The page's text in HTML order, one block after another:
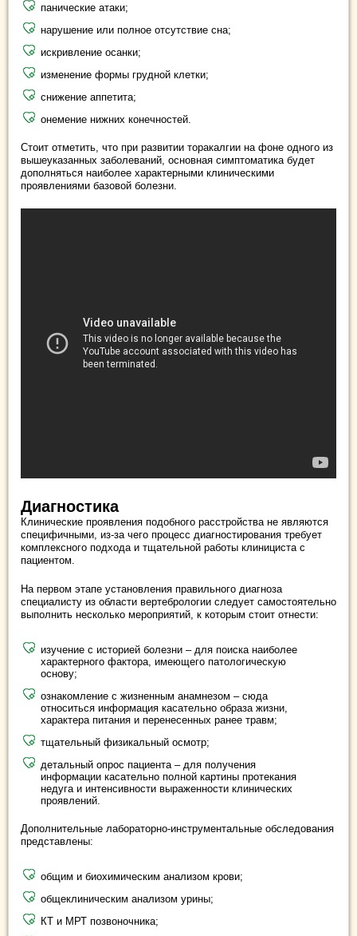
панические атаки;
нарушение или полное отсутствие сна;
искривление осанки;
изменение формы грудной клетки;
снижение аппетита;
онемение нижних конечностей.
Стоит отметить, что при развитии торакалгии на фоне одного из
вышеуказанных заболеваний, основная симптоматика будет
дополняться наиболее характерными клиническими
проявлениями базовой болезни.
Диагностика
Клинические проявления подобного расстройства не являются
специфичными, из-за чего процесс диагностирования требует
комплексного подхода и тщательной работы клинициста с
пациентом.
На первом этапе установления правильного диагноза
специалисту из области вертебрологии следует самостоятельно
выполнить несколько мероприятий, к которым стоит отнести:
изучение с историей болезни – для поиска наиболее
характерного фактора, имеющего патологическую
основу;
ознакомление с жизненным анамнезом – сюда
относиться информация касательно образа жизни,
характера питания и перенесенных ранее травм;
тщательный физикальный осмотр;
детальный опрос пациента – для получения
информации касательно полной картины протекания
недуга и интенсивности выраженности клинических
проявлений.
Дополнительные лабораторно-инструментальные обследования
представлены:
общим и биохимическим анализом крови;
общеклиническим анализом урины;
КТ и МРТ позвоночника;